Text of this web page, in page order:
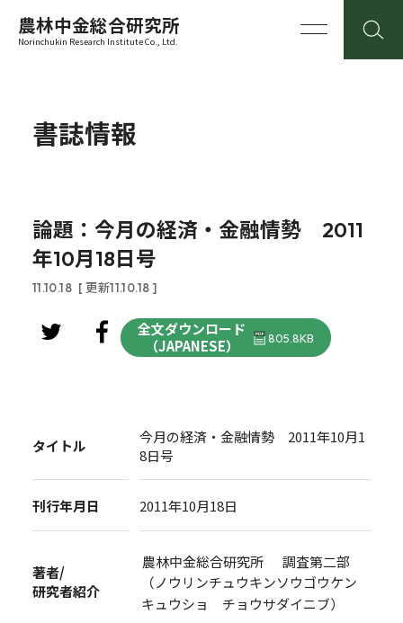
農林中金総合研究所
Norinchukin Research Institute Co., Ltd.
書誌情報
論題：今月の経済・金融情勢 2011
年10月18日号
11.10.18 [ 更新11.10.18 ]
全文ダウンロード
（JAPANESE）
805.8KB
タイトル
今月の経済・金融情勢 2011年10月1
8日号
刊行年月日 2011年10月18日
著者/
研究者紹介
農林中金総合研究所 調査第二部
（ノウリンチュウキンソウゴウケン
キュウショ チョウサダイニブ）